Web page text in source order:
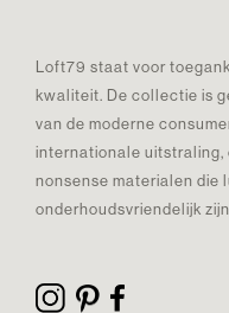
Loft79 staat voor
kwaliteit. De collectie is
van de moderne
internationale uitstraling,
nonsense materialen die
onderhoudsvriendelijk